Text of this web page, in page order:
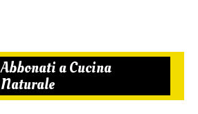
Abbonati a Cucina
Naturale